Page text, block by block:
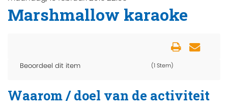
Marshmallow karaoke
Beoordeel dit item (1 Stem)
Waarom / doel van de activiteit